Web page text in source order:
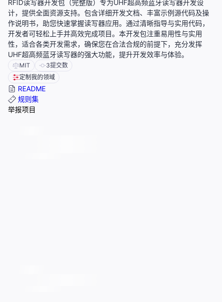
RFID读写器开发包（完整版）专为UHF超高频蓝牙读写器开发设
计，提供全面资源支持。包含详细开发文档、丰富示例源代码及操
作说明书，助您快速掌握读写器应用。通过清晰指导与实用代码，
开发者可轻松上手并高效完成项目。本开发包注重易用性与实用
性，适合各类开发需求，确保您在合法合规的前提下，充分发挥
UHF超高频蓝牙读写器的强大功能，提升开发效率与体验。
MIT 3提交数
定制我的领域
README
规则集
举报项目